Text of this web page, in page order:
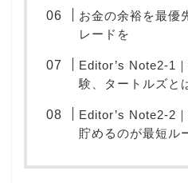
お金の余裕を最優
レードを
Editor’s Note2-1
験、タートルズと
Editor’s Note2-2
貯めるのが最短ル